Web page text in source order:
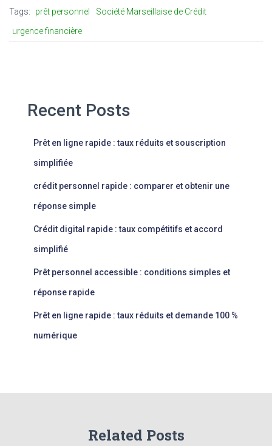
Tags: prêt personnel
Société Marseillaise de Crédit
urgence financière
Recent Posts
Prêt en ligne rapide : taux réduits et souscription
simplifiée
crédit personnel rapide : comparer et obtenir une
réponse simple
Crédit digital rapide : taux compétitifs et accord
simplifié
Prêt personnel accessible : conditions simples et
réponse rapide
Prêt en ligne rapide : taux réduits et demande 100 %
numérique
Related Posts